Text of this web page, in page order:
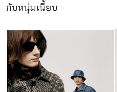
กับหนุ่มเนี้ยบ